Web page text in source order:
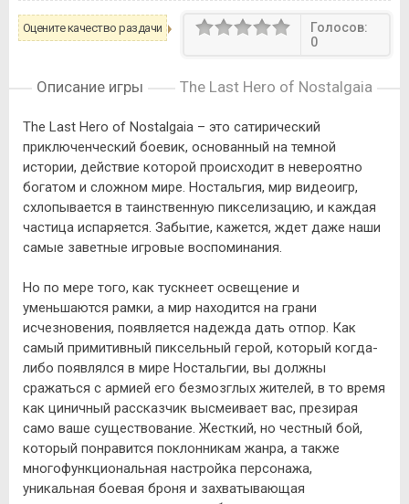
Оцените качество раздачи
Голосов:
0
Описание игры The Last Hero of Nostalgaia
The Last Hero of Nostalgaia – это сатирический
приключенческий боевик, основанный на темной
истории, действие которой происходит в невероятно
богатом и сложном мире. Ностальгия, мир видеоигр,
схлопывается в таинственную пикселизацию, и каждая
частица испаряется. Забытие, кажется, ждет даже наши
самые заветные игровые воспоминания.
Но по мере того, как тускнеет освещение и
уменьшаются рамки, а мир находится на грани
исчезновения, появляется надежда дать отпор. Как
самый примитивный пиксельный герой, который когда-
либо появлялся в мире Ностальгии, вы должны
сражаться с армией его безмозглых жителей, в то время
как циничный рассказчик высмеивает вас, презирая
само ваше существование. Жесткий, но честный бой,
который понравится поклонникам жанра, а также
многофункциональная настройка персонажа,
уникальная боевая броня и захватывающая